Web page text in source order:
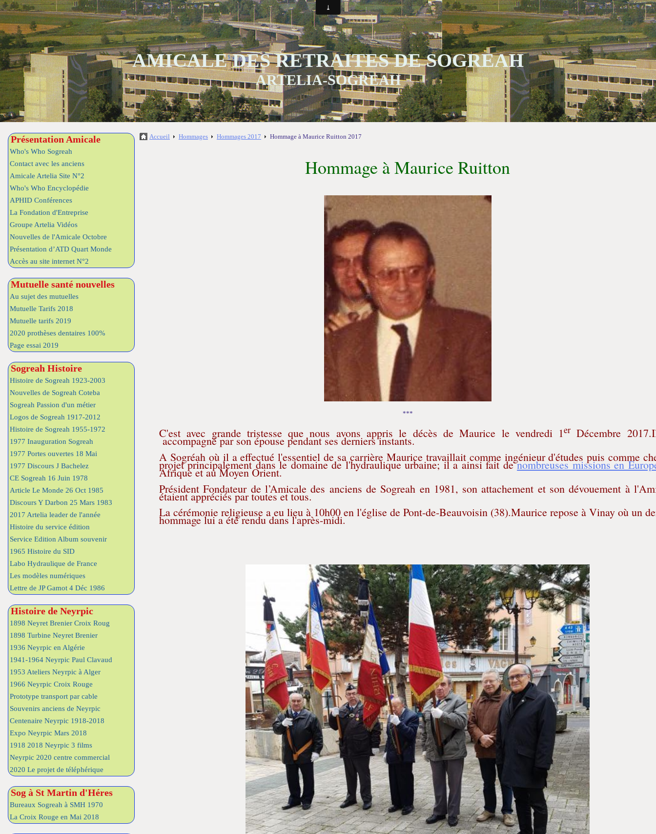
AMICALE DES RETRAITES DE SOGREAH
ARTELIA-SOGREAH
Présentation Amicale
Who's Who Sogreah
Contact avec les anciens
Amicale Artelia Site N°2
Who's Who Encyclopédie
APHID Conférences
La Fondation d'Entreprise
Groupe Artelia Vidéos
Nouvelles de l'Amicale Octobre
Présentation d’ATD Quart Monde
Accès au site internet N°2
Mutuelle santé nouvelles
Au sujet des mutuelles
Mutuelle Tarifs 2018
Mutuelle tarifs 2019
2020 prothèses dentaires 100%
Page essai 2019
Sogreah Histoire
Histoire de Sogreah 1923-2003
Nouvelles de Sogreah Coteba
Sogreah Passion d'un métier
Logos de Sogreah 1917-2012
Histoire de Sogreah 1955-1972
1977 Inauguration Sogreah
1977 Portes ouvertes 18 Mai
1977 Discours J Bachelez
CE Sogreah 16 Juin 1978
Article Le Monde 26 Oct 1985
Discours Y Darbon 25 Mars 1983
2017 Artelia leader de l'année
Histoire du service édition
Service Edition Album souvenir
1965 Histoire du SID
Labo Hydraulique de France
Les modèles numériques
Lettre de JP Gamot 4 Déc 1986
Histoire de Neyrpic
1898 Neyret Brenier Croix Roug
1898 Turbine Neyret Brenier
1936 Neyrpic en Algérie
1941-1964 Neyrpic Paul Clavaud
1953 Ateliers Neyrpic à Alger
1966 Neyrpic Croix Rouge
Prototype transport par cable
Souvenirs anciens de Neyrpic
Centenaire Neyrpic 1918-2018
Expo Neyrpic Mars 2018
1918 2018 Neyrpic 3 films
Neyrpic 2020 centre commercial
2020 Le projet de téléphérique
Sog à St Martin d'Héres
Bureaux Sogreah à SMH 1970
La Croix Rouge en Mai 2018
Accueil Hommages Hommages 2017 Hommage à Maurice Ruitton 2017
Hommage à Maurice Ruitton
***
C'est avec grande tristesse que nous avons appris le décès de Maurice le vendredi 1er Décembre
accompagné par son épouse pendant ses derniers instants.
A Sogréah où il a effectué l'essentiel de sa carrière Maurice travaillait comme ingénieur d'études puis comme
projet principalement dans le domaine de l'hydraulique urbaine; il a ainsi fait de nombreuses missions en
Afrique et au Moyen Orient.
Président Fondateur de l’Amicale des anciens de Sogreah en 1981, son attachement et son dévouement à
étaient appréciés par toutes et tous.
La cérémonie religieuse a eu lieu à 10h00 en l'église de Pont-de-Beauvoisin (38).Maurice repose à Vinay où un
hommage lui a été rendu dans l'après-midi.